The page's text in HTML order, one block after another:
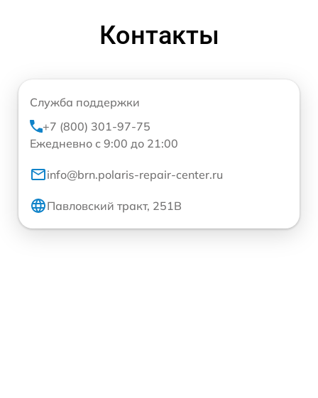
Контакты
Служба поддержки
+7 (800) 301-97-75
Ежедневно с 9:00 до 21:00
info@brn.polaris-repair-center.ru
Павловский тракт, 251В